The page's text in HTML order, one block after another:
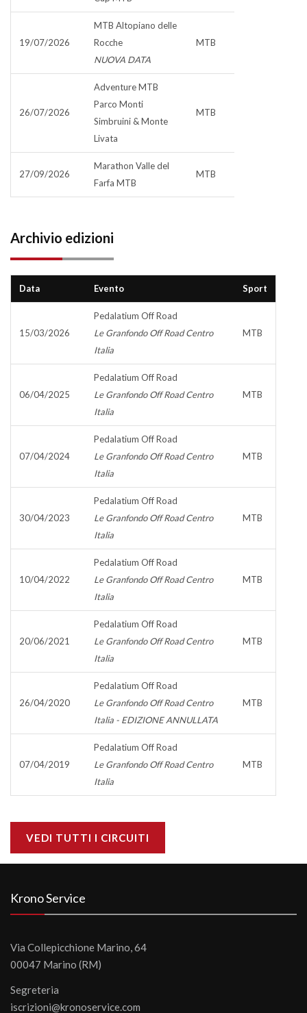
19/07/2026
MTB Altopiano delle
Rocche
NUOVA DATA
MTB
26/07/2026
Adventure MTB
Parco Monti
Simbruini & Monte
Livata
MTB
27/09/2026
Marathon Valle del
Farfa MTB
MTB
Archivio edizioni
Data Evento Sport
15/03/2026
Pedalatium Off Road
Le Granfondo Off Road Centro
Italia
MTB
06/04/2025
Pedalatium Off Road
Le Granfondo Off Road Centro
Italia
MTB
07/04/2024
Pedalatium Off Road
Le Granfondo Off Road Centro
Italia
MTB
30/04/2023
Pedalatium Off Road
Le Granfondo Off Road Centro
Italia
MTB
10/04/2022
Pedalatium Off Road
Le Granfondo Off Road Centro
Italia
MTB
20/06/2021
Pedalatium Off Road
Le Granfondo Off Road Centro
Italia
MTB
26/04/2020
Pedalatium Off Road
Le Granfondo Off Road Centro
Italia - EDIZIONE ANNULLATA
MTB
07/04/2019
Pedalatium Off Road
Le Granfondo Off Road Centro
Italia
MTB
VEDI TUTTI I CIRCUITI
Krono Service
Via Collepicchione Marino, 64
00047 Marino (RM)
Segreteria
iscrizioni@kronoservice.com